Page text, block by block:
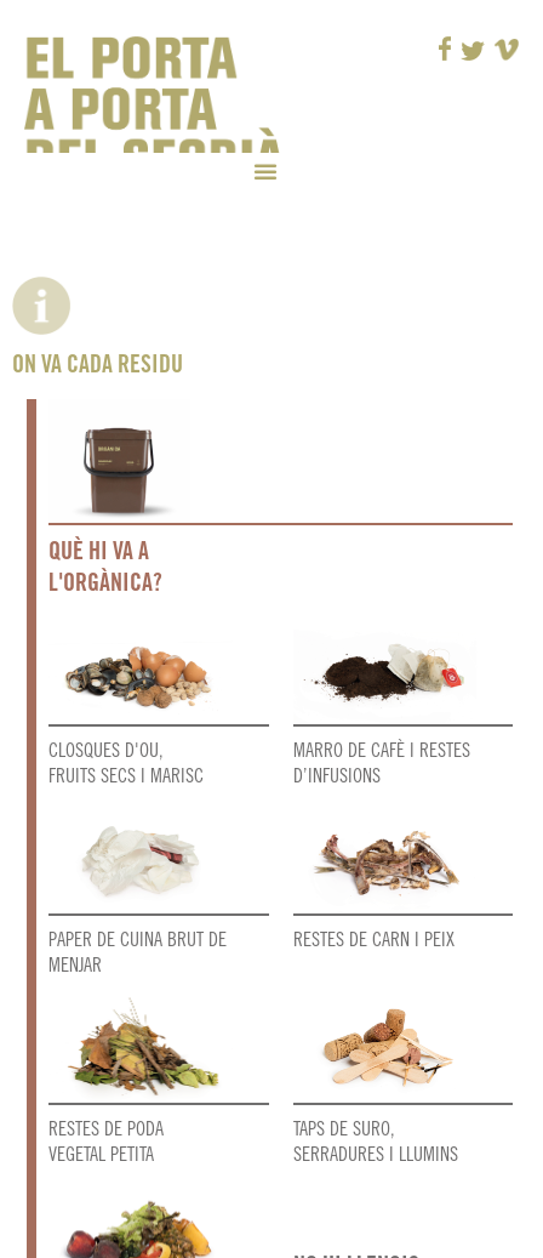
ON VA CADA RESIDU
QUÈ HI VA A
L'ORGÀNICA?
CLOSQUES D'OU,
FRUITS SECS I MARISC
MARRO DE CAFÈ I RESTES
D’INFUSIONS
PAPER DE CUINA BRUT DE
MENJAR
RESTES DE CARN I PEIX
RESTES DE PODA
VEGETAL PETITA
TAPS DE SURO,
SERRADURES I LLUMINS